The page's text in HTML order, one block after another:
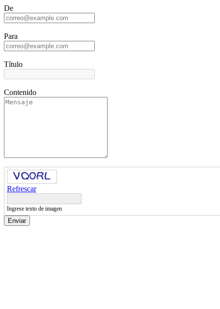
De
Para
Título
Contenido
Refrescar
Ingrese texto de imagen